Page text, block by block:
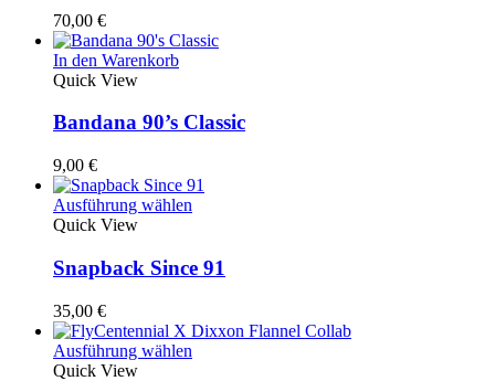
können
gewählt
70,00 €
In den Warenkorb
Quick View
Bandana 90’s Classic
9,00 €
Ausführung wählen
mehrere
Varianten
Die
Optionen
können
Quick View
Snapback Since 91
35,00 €
Ausführung wählen
Quick View